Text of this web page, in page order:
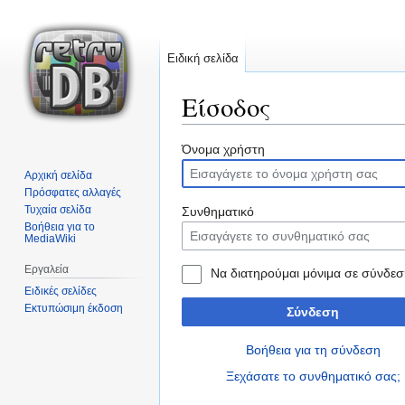
Είσοδος
Μετάβαση
στην
πλοήγηση
Πήδηση
στην
αναζήτηση
Όνομα χρήστη
Συνθηματικό
Να διατηρούμαι μόνιμα σε
Σύνδεση
Βοήθεια για τη σύνδεση
Ξεχάσατε το συνθηματικό σας;
Ειδική σελίδα
Αρχική σελίδα
Πρόσφατες αλλαγές
Τυχαία σελίδα
Βοήθεια για το
MediaWiki
Εργαλεία
Ειδικές σελίδες
Εκτυπώσιμη έκδοση